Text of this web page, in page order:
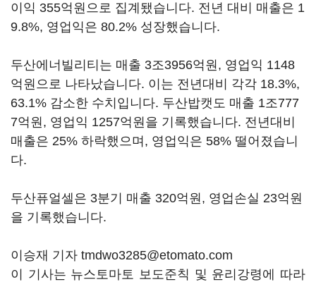
이익 355억원으로 집계됐습니다. 전년 대비 매출은 1
9.8%, 영업익은 80.2% 성장했습니다.
두산에너빌리티는 매출 3조3956억원, 영업익 1148
억원으로 나타났습니다. 이는 전년대비 각각 18.3%,
63.1% 감소한 수치입니다. 두산밥캣도 매출 1조777
7억원, 영업익 1257억원을 기록했습니다. 전년대비
매출은 25% 하락했으며, 영업익은 58% 떨어졌습니
다.
두산퓨얼셀은 3분기 매출 320억원, 영업손실 23억원
을 기록했습니다.
이승재 기자 tmdwo3285@etomato.com
이 기사는 뉴스토마토 보도준칙 및 윤리강령에 따라